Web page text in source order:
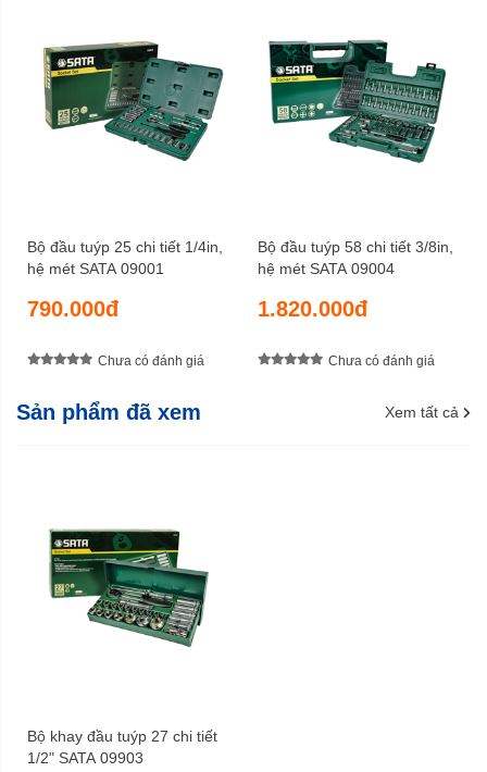
Bộ đầu tuýp 25 chi tiết 1/4in,
hệ mét SATA 09001
790.000đ
Chưa có đánh giá
Bộ đầu tuýp 58 chi tiết 3/8in,
hệ mét SATA 09004
1.820.000đ
Chưa có đánh giá
Sản phẩm đã xem Xem tất cả
Bộ khay đầu tuýp 27 chi tiết
1/2" SATA 09903